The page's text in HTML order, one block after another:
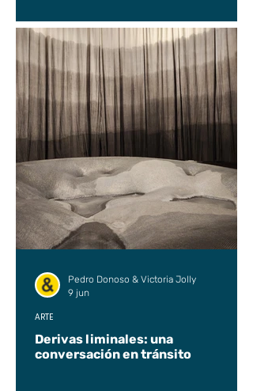
Derivas liminales: una
conversación en tránsito
ARTE
Pedro Donoso & Victoria Jolly
9 jun